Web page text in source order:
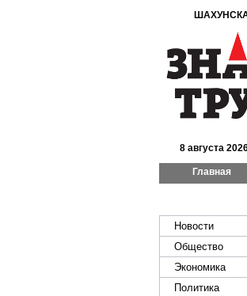
8 августа
Главная
Новости
Общество
Экономика
Политика